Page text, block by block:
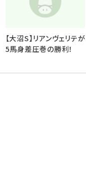
【大沼S】リアンヴェリテが
5馬身差圧巻の勝利！